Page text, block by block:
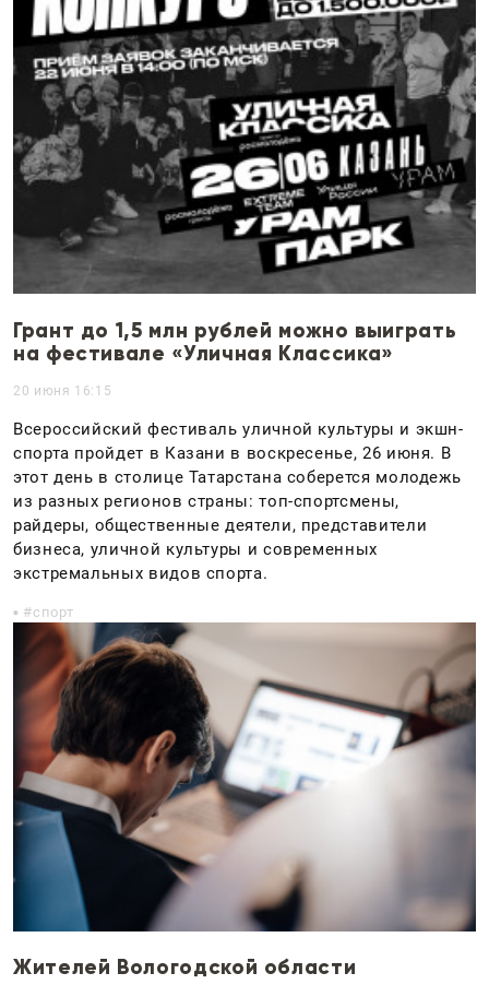
Грант до 1,5 млн рублей можно выиграть
на фестивале «Уличная Классика»
20 июня 16:15
Всероссийский фестиваль уличной культуры и экшн-
спорта пройдет в Казани в воскресенье, 26 июня. В
этот день в столице Татарстана соберется молодежь
из разных регионов страны: топ-спортсмены,
райдеры, общественные деятели, представители
бизнеса, уличной культуры и современных
экстремальных видов спорта.
спорт
Жителей Вологодской области